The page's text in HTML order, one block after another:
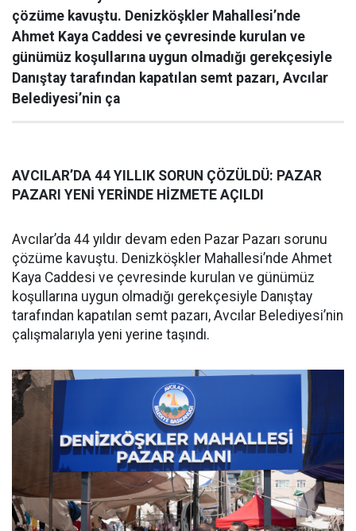
çözüme kavuştu. Denizköşkler Mahallesi’nde
Ahmet Kaya Caddesi ve çevresinde kurulan ve
günümüz koşullarına uygun olmadığı gerekçesiyle
Danıştay tarafından kapatılan semt pazarı, Avcılar
Belediyesi’nin ça
AVCILAR’DA 44 YILLIK SORUN ÇÖZÜLDÜ: PAZAR
PAZARI YENİ YERİNDE HİZMETE AÇILDI
Avcılar’da 44 yıldır devam eden Pazar Pazarı sorunu
çözüme kavuştu. Denizköşkler Mahallesi’nde Ahmet
Kaya Caddesi ve çevresinde kurulan ve günümüz
koşullarına uygun olmadığı gerekçesiyle Danıştay
tarafından kapatılan semt pazarı, Avcılar Belediyesi’nin
çalışmalarıyla yeni yerine taşındı.